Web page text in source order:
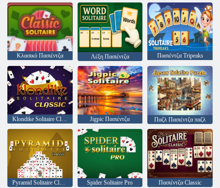
Κλασικό Πασιέντζα Λέξη Πασιέντζα Πασιέντζα Tripeaks
Klondike Solitaire Classic Jigpic Πασιέντζα Παζλ Πασιέντζα παζλ
Pyramid Solitaire Classic Spider Solitaire Pro Πασιέντζα Classic